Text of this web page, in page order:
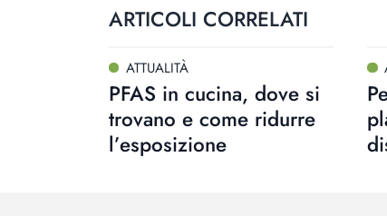
ARTICOLI CORRELATI
ATTUALITÀ
PFAS in cucina, dove si
trovano e come ridurre
l’esposizione